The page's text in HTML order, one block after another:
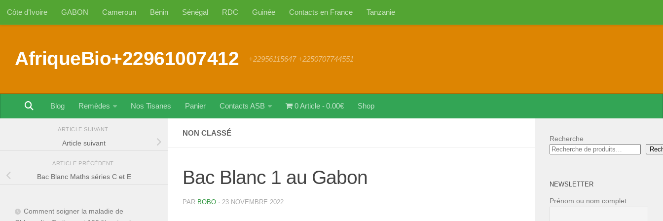
Au dessous du contenu
Côte d’Ivoire GABON Cameroun Bénin Sénégal RDC Guinée Contacts en France Tanzanie
AfriqueBio+22961007412 +22956115647 +2250707744551
Blog Remèdes Nos Tisanes Panier Contacts ASB 0 Article 0.00€ Shop
NON CLASSÉ
Bac Blanc 1 au Gabon
PAR BOBO · 23 NOVEMBRE 2022
ARTICLE SUIVANT
Article suivant
ARTICLE PRÉCÉDENT
Bac Blanc Maths séries C et E
Comment soigner la maladie de
Recherche
NEWSLETTER
Prénom ou nom complet